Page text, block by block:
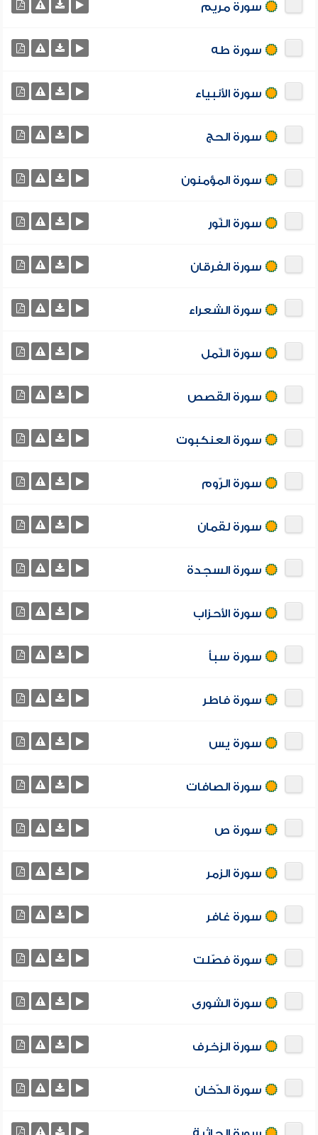
سورة مريم
سورة طه
سورة الأنبياء
سورة الحج
سورة المؤمنون
سورة النّور
سورة الفرقان
سورة الشعراء
سورة النّمل
سورة القصص
سورة العنكبوت
سورة الرّوم
سورة لقمان
سورة السجدة
سورة الأحزاب
سورة سبأ
سورة فاطر
سورة يس
سورة الصافات
سورة ص
سورة الزمر
سورة غافر
سورة فصّلت
سورة الشورى
سورة الزخرف
سورة الدّخان